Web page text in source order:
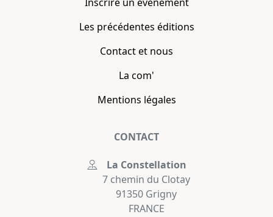
Les précédentes éditions
Contact et nous
La com'
Mentions légales
CONTACT
La Constellation
7 chemin du Clotay
91350 Grigny
FRANCE